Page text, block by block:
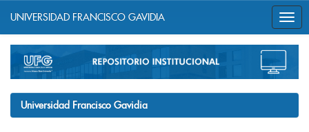
navigation
UNIVERSIDAD FRANCISCO GAVIDIA
Universidad Francisco Gavidia